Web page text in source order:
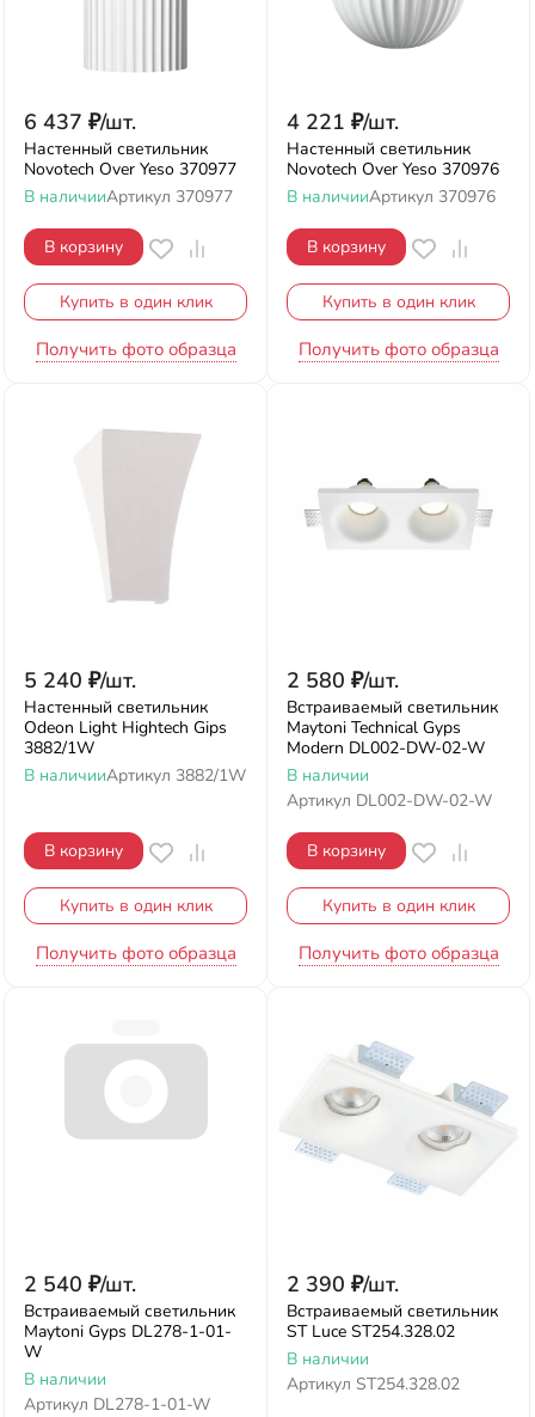
6 437 ₽/шт.
Настенный светильник
Novotech Over Yeso 370977
В наличииАртикул 370977
В корзину
Купить в один клик
Получить фото образца
4 221 ₽/шт.
Настенный светильник
Novotech Over Yeso 370976
В наличииАртикул 370976
В корзину
Купить в один клик
Получить фото образца
5 240 ₽/шт.
Настенный светильник
Odeon Light Hightech Gips
3882/1W
В наличииАртикул 3882/1W
В корзину
Купить в один клик
Получить фото образца
2 580 ₽/шт.
Встраиваемый светильник
Maytoni Technical Gyps
Modern DL002-DW-02-W
В наличии
Артикул DL002-DW-02-W
В корзину
Купить в один клик
Получить фото образца
2 540 ₽/шт.
Встраиваемый светильник
Maytoni Gyps DL278-1-01-
W
В наличии
Артикул DL278-1-01-W
2 390 ₽/шт.
Встраиваемый светильник
ST Luce ST254.328.02
В наличии
Артикул ST254.328.02